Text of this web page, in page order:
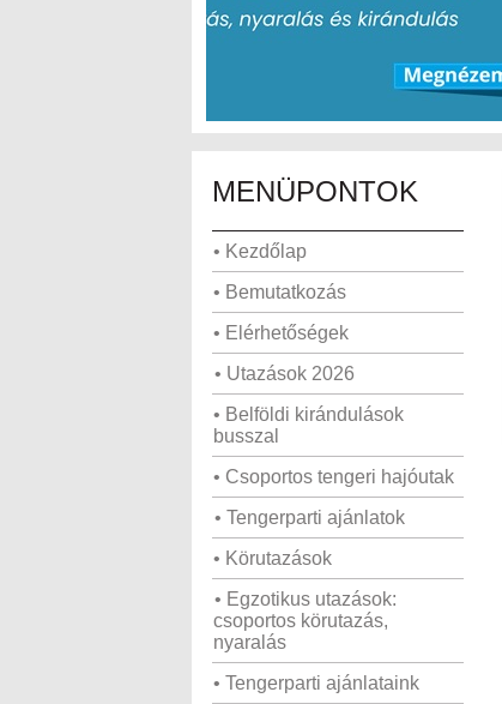
MENÜPONTOK
• Kezdőlap
• Bemutatkozás
• Elérhetőségek
• Utazások 2026
• Belföldi kirándulások
busszal
• Csoportos tengeri hajóutak
• Tengerparti ajánlatok
• Körutazások
• Egzotikus utazások:
csoportos körutazás,
nyaralás
• Tengerparti ajánlataink